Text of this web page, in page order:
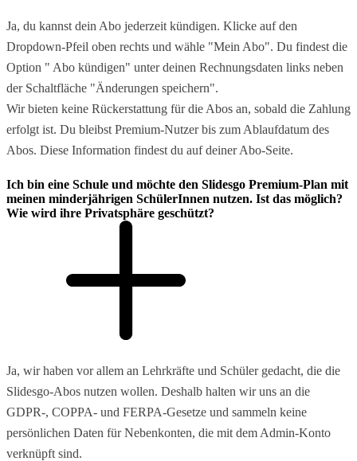
Ja, du kannst dein Abo jederzeit kündigen. Klicke auf den
Dropdown-Pfeil oben rechts und wähle "Mein Abo". Du findest die
Option " Abo kündigen" unter deinen Rechnungsdaten links neben
der Schaltfläche "Änderungen speichern".
Wir bieten keine Rückerstattung für die Abos an, sobald die Zahlung
erfolgt ist. Du bleibst Premium-Nutzer bis zum Ablaufdatum des
Abos. Diese Information findest du auf deiner Abo-Seite.
Ich bin eine Schule und möchte den Slidesgo Premium-Plan mit
meinen minderjährigen SchülerInnen nutzen. Ist das möglich?
Wie wird ihre Privatsphäre geschützt?
Ja, wir haben vor allem an Lehrkräfte und Schüler gedacht, die die
Slidesgo-Abos nutzen wollen. Deshalb halten wir uns an die
GDPR-, COPPA- und FERPA-Gesetze und sammeln keine
persönlichen Daten für Nebenkonten, die mit dem Admin-Konto
verknüpft sind.